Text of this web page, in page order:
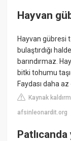
Hayvan
Hayvan gübresi
bulaştırdığı
barındırmaz.
bitki tohumu
Faydası daha
Kaynak
afsinleonardit.org
Patlıcanda